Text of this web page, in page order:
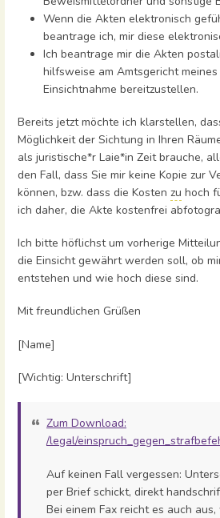
Wenn die Akten elektronisch
beantrage ich, mir diese
Ich beantrage mir die Akten
hilfsweise am Amtsgericht
Einsichtnahme bereitzustellen.
Bereits jetzt möchte ich klarstellen,
Möglichkeit der Sichtung in Ihren
als juristische*r Laie*in Zeit brauche,
den Fall, dass Sie mir keine Kopie zur
können, bzw. dass die Kosten zu hoch
ich daher, die Akte kostenfrei
Ich bitte höflichst um vorherige
die Einsicht gewährt werden soll, ob
entstehen und wie hoch diese sind.
Mit freundlichen Grüßen
[Name]
[Wichtig: Unterschrift]
Zum Download:
/legal/
Auf keinen Fall vergessen:
per Brief schickt, direkt
Bei einem Fax reicht es auch